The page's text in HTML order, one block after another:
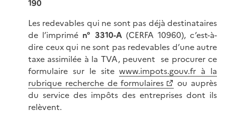
190
Les redevables qui ne sont pas déjà destinataires
de l’imprimé n° 3310-A(CERFA 10960), c’est-à-
dire ceux qui ne sont pas redevables d’une autre
taxe assimilée à la TVA, peuvent se procurer ce
formulaire sur le sitewww.impots.gouv.fr à la
rubrique recherche de formulaires
ou auprès
du service des impôts des entreprises dont ils
relèvent.